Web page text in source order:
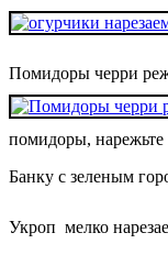
Помидоры черри
помидоры,
Банку с зеленым
Укроп мелко